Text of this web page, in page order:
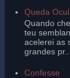
Queda
Quando
teu
acelerei as
grandes pr...
Confesse